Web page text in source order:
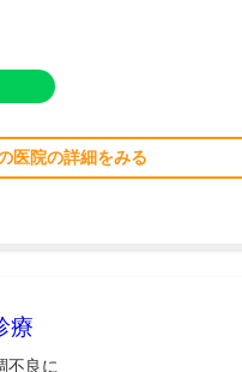
医院の詳細をみる
療
不良に